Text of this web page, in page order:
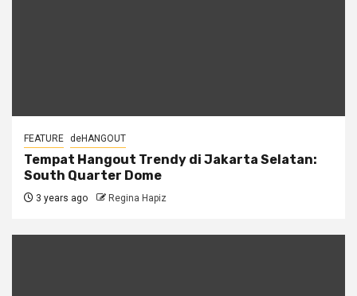
FEATURE deHANGOUT
Tempat Hangout Trendy di Jakarta Selatan:
South Quarter Dome
3 years ago Regina Hapiz